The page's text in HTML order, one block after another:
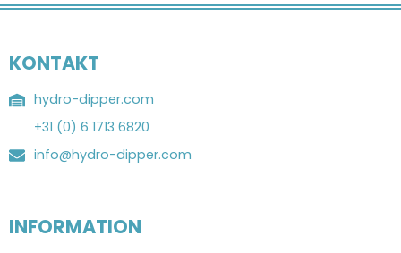
KONTAKT
hydro-dipper.com
+31 (0) 6 1713 6820
info@hydro-dipper.com
INFORMATION